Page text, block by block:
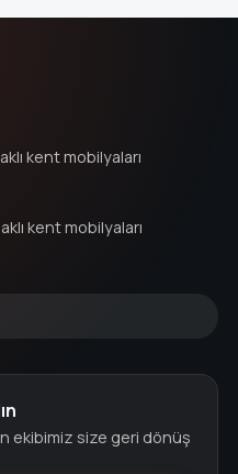
kent mobilyaları
kent mobilyaları
ekibimiz size geri dönüş